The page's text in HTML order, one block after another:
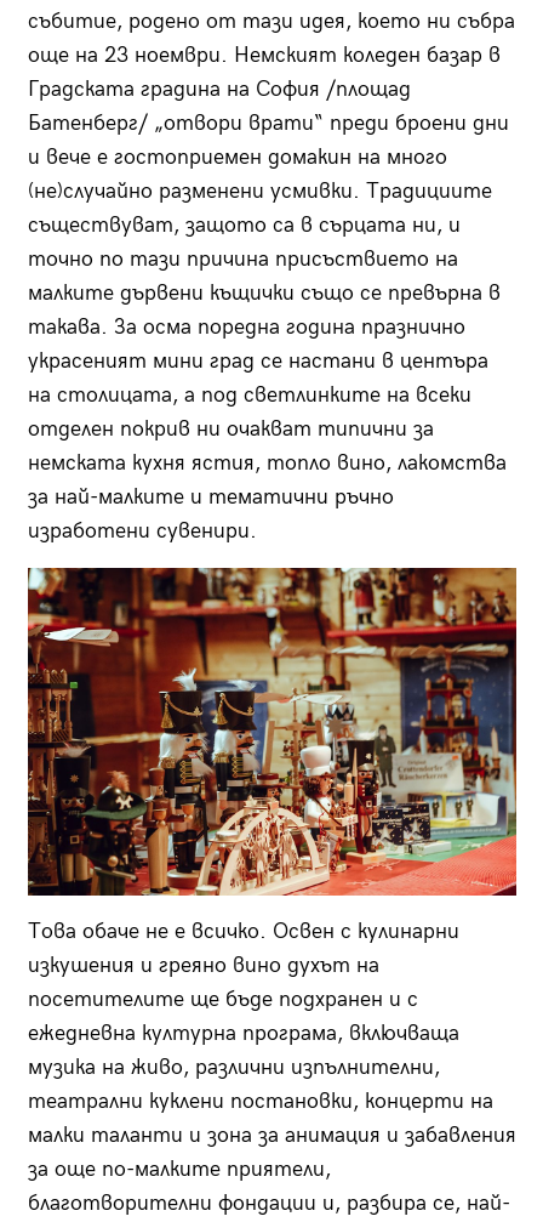
събитие, родено от тази идея, което ни събра
още на 23 ноември. Немският коледен базар в
Градската градина на София /площад
Батенберг/ „отвори врати“ преди броени дни
и вече е гостоприемен домакин на много
(не)случайно разменени усмивки. Традициите
съществуват, защото са в сърцата ни, и
точно по тази причина присъствието на
малките дървени къщички също се превърна в
такава. За осма поредна година празнично
украсеният мини град се настани в центъра
на столицата, а под светлинките на всеки
отделен покрив ни очакват типични за
немската кухня ястия, топло вино, лакомства
за най-малките и тематични ръчно
изработени сувенири.
Това обаче не е всичко. Освен с кулинарни
изкушения и греяно вино духът на
посетителите ще бъде подхранен и с
ежедневна културна програма, включваща
музика на живо, различни изпълнителни,
театрални куклени постановки, концерти на
малки таланти и зона за анимация и забавления
за още по-малките приятели,
благотворителни фондации и, разбира се, най-